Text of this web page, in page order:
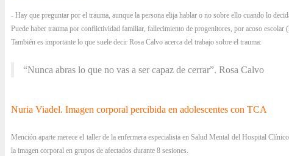
- Hay que preguntar por el trauma, aunque la persona elija hablar o no sobre ello cuando lo
Puede haber trauma por conflictividad familiar, fallecimiento de progenitores, por acoso escolar
También es importante lo que suele decir Rosa Calvo acerca del trabajo sobre el trauma:
“Nunca abras lo que no vas a ser capaz de cerrar”. Rosa Calvo
Nuria Viadel. Imagen corporal percibida en adolescentes con TCA
Mención aparte merece el taller de la enfermera especialista en Salud Mental del Hospital
la imagen corporal en grupos de afectados durante 8 sesiones.